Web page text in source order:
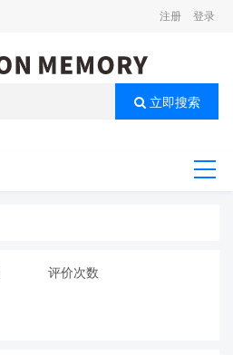
注册 登录
立即搜索
评价次数